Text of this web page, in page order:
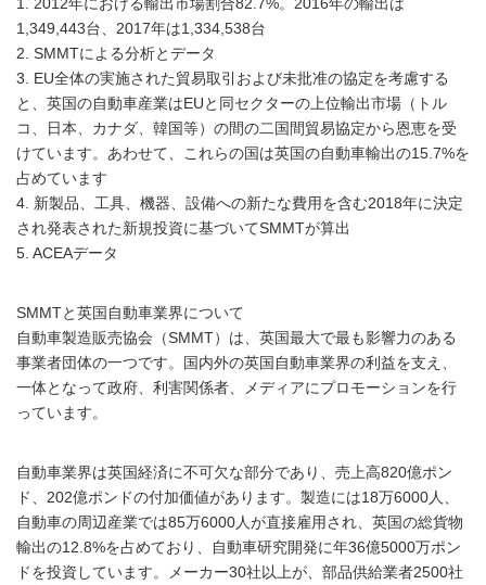
1. 2012年における輸出市場割合82.7%。2016年の輸出は
1,349,443台、2017年は1,334,538台
2. SMMTによる分析とデータ
3. EU全体の実施された貿易取引および未批准の協定を考慮する
と、英国の自動車産業はEUと同セクターの上位輸出市場（トル
コ、日本、カナダ、韓国等）の間の二国間貿易協定から恩恵を受
けています。あわせて、これらの国は英国の自動車輸出の15.7%を
占めています
4. 新製品、工具、機器、設備への新たな費用を含む2018年に決定
され発表された新規投資に基づいてSMMTが算出
5. ACEAデータ
SMMTと英国自動車業界について
自動車製造販売協会（SMMT）は、英国最大で最も影響力のある
事業者団体の一つです。国内外の英国自動車業界の利益を支え、
一体となって政府、利害関係者、メディアにプロモーションを行
っています。
自動車業界は英国経済に不可欠な部分であり、売上高820億ポン
ド、202億ポンドの付加価値があります。製造には18万6000人、
自動車の周辺産業では85万6000人が直接雇用され、英国の総貨物
輸出の12.8%を占めており、自動車研究開発に年36億5000万ポン
ドを投資しています。メーカー30社以上が、部品供給業者2500社